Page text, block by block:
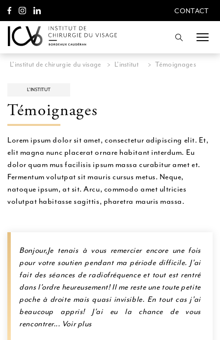
l
CONTACT
CONTACT
Recherche
L'institut de chirurgie du visage > L’institut > Témoignages
L’INSTITUT
Témoignages
Lorem ipsum dolor sit amet, consectetur adipiscing elit. Et,
elit magna nunc placerat ornare habitant interdum. Eu
dolor quam mus facilisis ipsum massa curabitur amet et.
Fermentum volutpat sit mauris cursus metus. Neque,
natoque ipsum, at sit. Arcu, commodo amet ultricies
volutpat habitasse sagittis, pharetra mauris massa.
Bonjour,Je tenais à vous remercier encore une fois
pour votre soutien pendant ma période difficile. J'ai
fait des séances de radiofréquence et tout est rentré
dans l'ordre heureusement! Il me reste une toute petite
poche à droite mais quasi invisible. En tout cas j'ai
beaucoup appris! J'ai eu la chance de vous
rencontrer... Voir plus